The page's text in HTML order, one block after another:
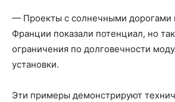
— Проекты с солнечными дорогами
Франции показали потенциал, но
ограничения по долговечности
установки.
Эти примеры демонстрируют